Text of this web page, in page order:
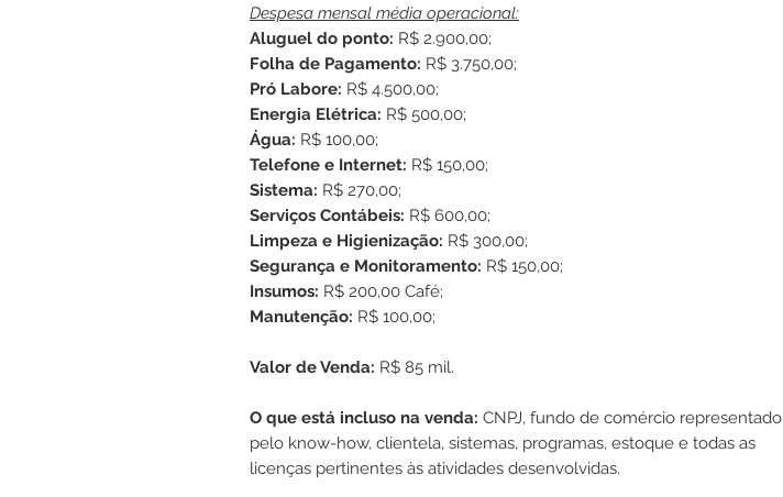
Despesa mensal média operacional:
Aluguel do ponto: R$ 2.900,00;
Folha de Pagamento: R$ 3.750,00;
Pró Labore: R$ 4.500,00;
Energia Elétrica: R$ 500,00;
Água: R$ 100,00;
Telefone e Internet: R$ 150,00;
Sistema: R$ 270,00;
Serviços Contábeis: R$ 600,00;
Limpeza e Higienização: R$ 300,00;
Segurança e Monitoramento: R$ 150,00;
Insumos: R$ 200,00 Café;
Manutenção: R$ 100,00;
Valor de Venda: R$ 85 mil.
O que está incluso na venda: CNPJ, fundo de comércio representado
pelo know-how, clientela, sistemas, programas, estoque e todas as
licenças pertinentes às atividades desenvolvidas.